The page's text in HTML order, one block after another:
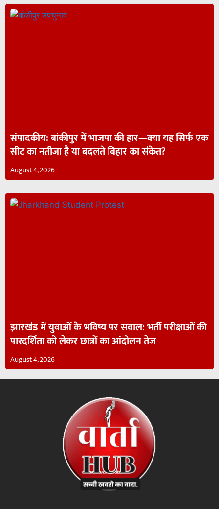
संपादकीय: बांकीपुर में भाजपा की हार—क्या यह सिर्फ एक
सीट का नतीजा है या बदलते बिहार का संकेत?
August 4, 2026
झारखंड में युवाओं के भविष्य पर सवाल: भर्ती परीक्षाओं की
पारदर्शिता को लेकर छात्रों का आंदोलन तेज
August 4, 2026